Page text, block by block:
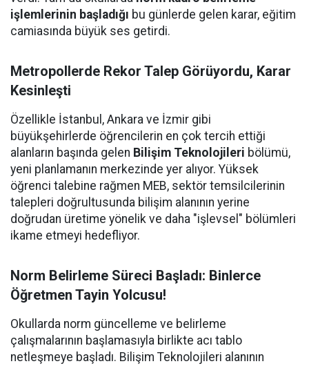
işlemlerinin başladığı bu günlerde gelen karar, eğitim
camiasında büyük ses getirdi.
Metropollerde Rekor Talep Görüyordu, Karar
Kesinleşti
Özellikle İstanbul, Ankara ve İzmir gibi
büyükşehirlerde öğrencilerin en çok tercih ettiği
alanların başında gelen Bilişim Teknolojileri bölümü,
yeni planlamanın merkezinde yer alıyor. Yüksek
öğrenci talebine rağmen MEB, sektör temsilcilerinin
talepleri doğrultusunda bilişim alanının yerine
doğrudan üretime yönelik ve daha "işlevsel" bölümleri
ikame etmeyi hedefliyor.
Norm Belirleme Süreci Başladı: Binlerce
Öğretmen Tayin Yolcusu!
Okullarda norm güncelleme ve belirleme
çalışmalarının başlamasıyla birlikte acı tablo
netleşmeye başladı. Bilişim Teknolojileri alanının